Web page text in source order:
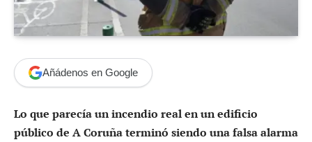
Añádenos en Google
Lo que parecía un incendio real en un edificio
público de A Coruña terminó siendo una falsa alarma